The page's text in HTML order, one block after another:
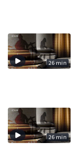
26 min
26 min